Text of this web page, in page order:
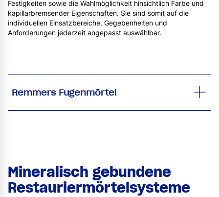
Festigkeiten sowie die Wahlmöglichkeit hinsichtlich Farbe und
kapillarbremsender Eigenschaften. Sie sind somit auf die
individuellen Einsatzbereiche, Gegebenheiten und
Anforderungen jederzeit angepasst auswählbar.
Remmers Fugenmörtel
Mineralisch gebundene
Restauriermörtelsysteme